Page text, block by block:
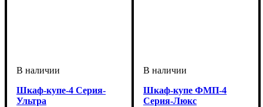
Шкаф-купе-4 Серия-
Ультра
Шкаф-купе ФМП-4
Серия-Люкс